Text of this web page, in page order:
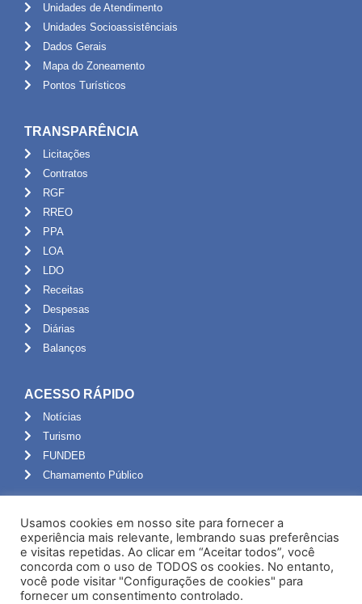
Unidades de Atendimento
Unidades Socioassistênciais
Dados Gerais
Mapa do Zoneamento
Pontos Turísticos
TRANSPARÊNCIA
Licitações
Contratos
RGF
RREO
PPA
LOA
LDO
Receitas
Despesas
Diárias
Balanços
ACESSO RÁPIDO
Notícias
Turismo
FUNDEB
Chamamento Público
Portal do Servidor
Webmail
Administração
Usamos cookies em nosso site para fornecer a
experiência mais relevante, lembrando suas preferências
e visitas repetidas. Ao clicar em “Aceitar todos”, você
concorda com o uso de TODOS os cookies. No entanto,
você pode visitar "Configurações de cookies" para
fornecer um consentimento controlado.